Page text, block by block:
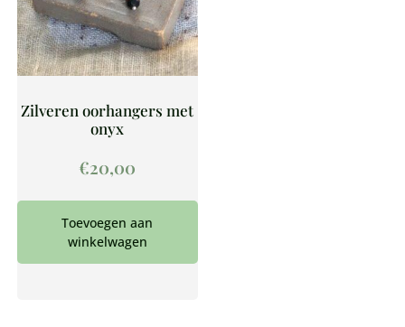
Zilveren oorhangers met
onyx
€20,00
Toevoegen aan
winkelwagen